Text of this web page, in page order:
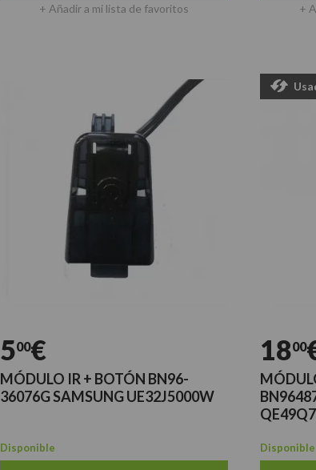
+ Añadir a mi lista de favoritos +
500€
MÓDULO IR + BOTÓN BN96-
36076G SAMSUNG UE32J5000W
Disponible
1800
Disponible